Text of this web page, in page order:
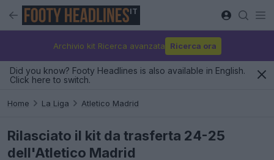
IT
Archivio kit Ricerca avanzata Ricerca ora
Did you know? Footy Headlines is also available in English.
Click here to switch.
Home La Liga Atletico Madrid
Rilasciato il kit da trasferta 24-25
dell'Atletico Madrid